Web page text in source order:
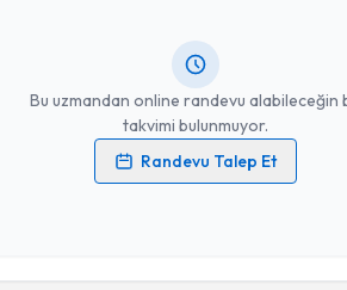
Bu uzmandan online randevu alabileceğin
takvimi bulunmuyor.
Randevu Talep Et
Kişisel verilerimin işlenmesine ilişkinAydınlatma